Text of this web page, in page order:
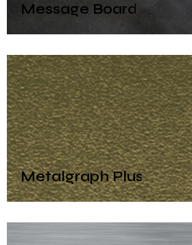
Message Board
Metalgraph Plus